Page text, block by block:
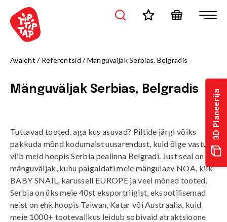
3D Planeerija
Avaleht / Referentsid /Mänguväljak Serbias, Belgradis
Mänguväljak Serbias, Belgradis
Tuttavad tooted, aga kus asuvad? Piltide järgi võiks
pakkuda mõnd kodumaist uusarendust, kuid õige vastus
viib meid hoopis Serbia pealinna Belgradi. Just seal on
mänguväljak, kuhu paigaldati meie mängulaev NOA, kiik
BABY SNAIL, karussell EUROPE ja veel mõned tooted.
Serbia on üks meie 40st eksportriigist, eksootilisemad
neist on ehk hoopis Taiwan, Katar või Austraalia, kuid
meie 1000+ tootevalikus leidub sobivaid atraktsioone